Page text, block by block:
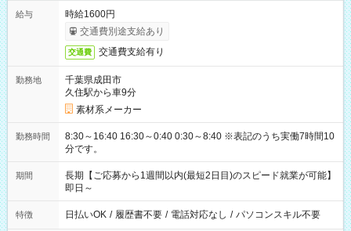
給与
時給1600円
交通費別途支給あり
交通費 交通費支給有り
勤務地
千葉県成田市
久住駅から車9分
素材系メーカー
勤務時間
8:30～16:40 16:30～0:40 0:30～8:40 ※表記のうち実働7時間10
分です。
期間
長期【ご応募から1週間以内(最短2日目)のスピード就業が可能】
即日～
特徴 日払いOK / 履歴書不要 / 電話対応なし / パソコンスキル不要